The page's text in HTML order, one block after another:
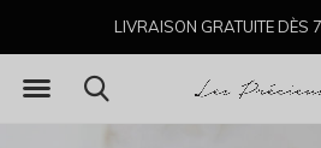
LIVRAISON GRATUITE DÈS